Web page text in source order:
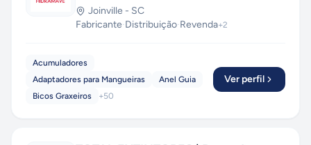
Joinville - SC
Fabricante·Distribuição·Revenda+2
Acumuladores
Adaptadores para Mangueiras
Anel Guia
Bicos Graxeiros
+50
Ver perfil